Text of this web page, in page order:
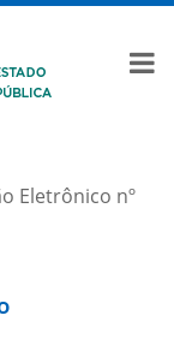
Eletrônico nº